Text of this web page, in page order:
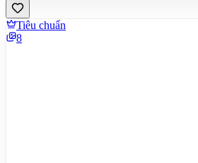
Tiêu chuẩn
8